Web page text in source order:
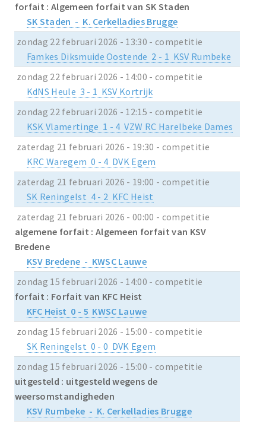
forfait : Algemeen forfait van SK Staden
SK Staden - K. Cerkelladies Brugge
zondag 22 februari 2026 - 13:30 - competitie
Famkes Diksmuide Oostende 2 - 1 KSV Rumbeke
zondag 22 februari 2026 - 14:00 - competitie
KdNS Heule 3 - 1 KSV Kortrijk
zondag 22 februari 2026 - 12:15 - competitie
KSK Vlamertinge 1 - 4 VZW RC Harelbeke Dames
zaterdag 21 februari 2026 - 19:30 - competitie
KRC Waregem 0 - 4 DVK Egem
zaterdag 21 februari 2026 - 19:00 - competitie
SK Reningelst 4 - 2 KFC Heist
zaterdag 21 februari 2026 - 00:00 - competitie
algemene forfait : Algemeen forfait van KSV
Bredene
KSV Bredene - KWSC Lauwe
zondag 15 februari 2026 - 14:00 - competitie
forfait : Forfait van KFC Heist
KFC Heist 0 - 5 KWSC Lauwe
zondag 15 februari 2026 - 15:00 - competitie
SK Reningelst 0 - 0 DVK Egem
zondag 15 februari 2026 - 15:00 - competitie
uitgesteld : uitgesteld wegens de
weersomstandigheden
KSV Rumbeke - K. Cerkelladies Brugge